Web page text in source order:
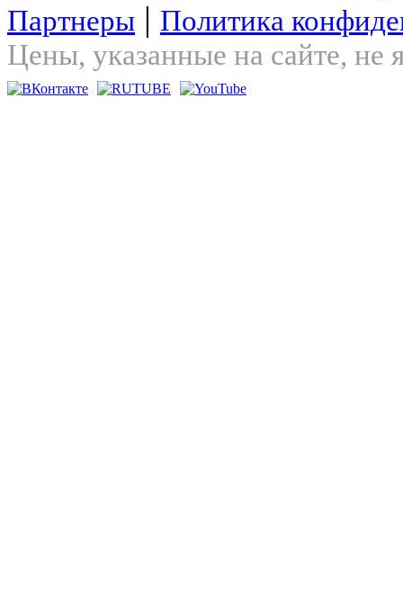
Партнеры | Политика
Цены, указанные на сайте, не